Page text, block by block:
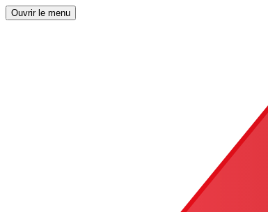
Ouvrir le menu